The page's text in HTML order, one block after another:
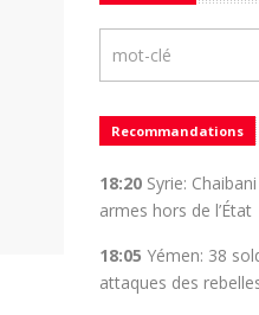
Recommandations
18:20Syrie:
armes hors de l’État
18:05 Yémen: 38
attaques des